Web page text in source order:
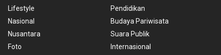
Lifestyle
Nasional
Nusantara
Foto
Pendidikan
Budaya Pariwisata
Suara Publik
Internasional